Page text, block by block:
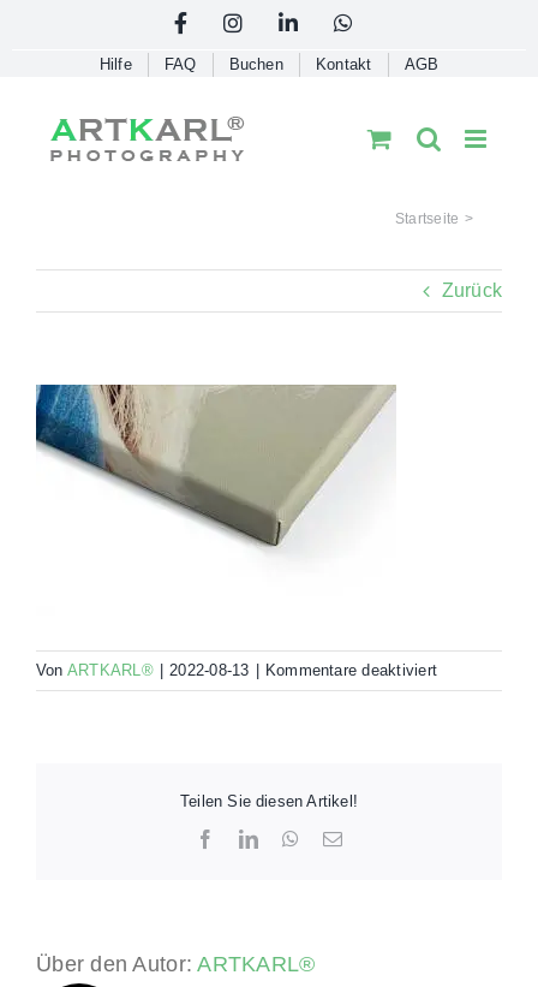
FacebookInstagramLinkedInWhatsApp
Hilfe FAQ Buchen Kontakt AGB
Startseite
Zurück
Von ARTKARL® 2022-08-13 Kommentare deaktiviertfür
Teilen Sie diesen Artikel!
FacebookLinkedInWhatsApp
E-
Über den Autor:ARTKARL®